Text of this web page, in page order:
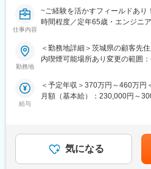
・上記作業におけるお客さまと
複数の協力会社と連携しながら
の工事案件を支援しています。
ているため、案件によっては全
現場管理監督者として、基本的
・オフィス移転対応
・オフィス移転に伴う電気工事
・全国拠点NW更改および環境整備
仕事内容
~ご経験を活かすフィールドあ
時間程度／定年65歳・エンジニ
基本的には弊社クライアント様
事していただきます。
いただきながらの業務になりま
■業務内容
勤務地
＜勤務地詳細＞茨城県の顧客先
内喫煙可能場所あり変更の範囲
給与
＜予定年収＞370万円～460万円
月額（基本給）：230,000円～
の金額であり、選考を通じて上
額)は固定手当を含めた表記です。
気になる